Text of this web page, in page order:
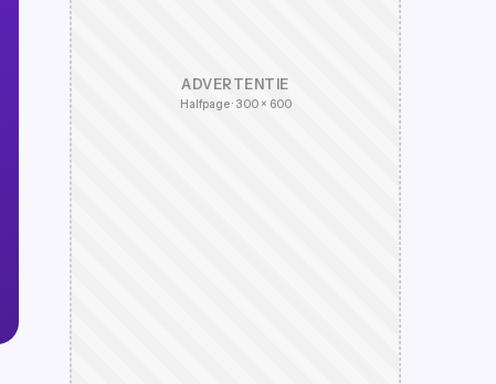
ADVERTENTIE
Halfpage · 300 × 600